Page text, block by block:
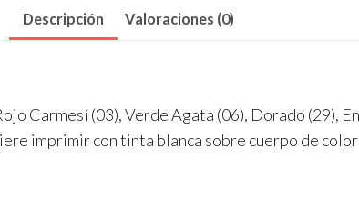
Descripción Valoraciones (0)
Carmesí (03), Verde Agata (06), Dorado (29),
imprimir con tinta blanca sobre cuerpo de